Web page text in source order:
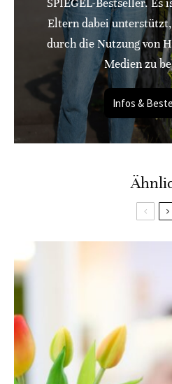
SPIEGEL-Bestseller. Es
Eltern dabei
durch die Nutzung von
Medien zu
Infos &